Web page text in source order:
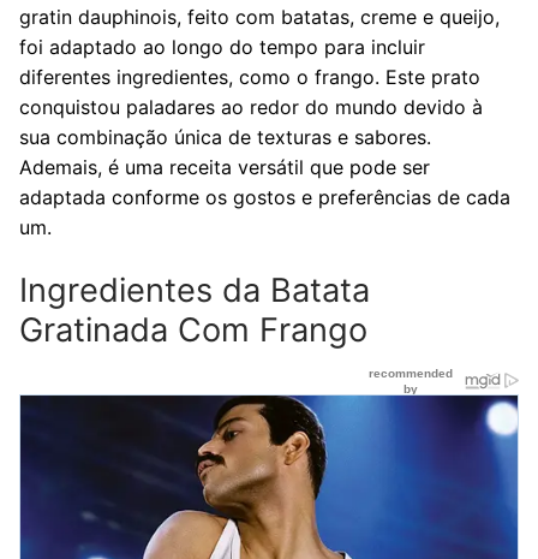
gratin dauphinois, feito com batatas, creme e queijo,
foi adaptado ao longo do tempo para incluir
diferentes ingredientes, como o frango. Este prato
conquistou paladares ao redor do mundo devido à
sua combinação única de texturas e sabores.
Ademais, é uma receita versátil que pode ser
adaptada conforme os gostos e preferências de cada
um.
Ingredientes da Batata
Gratinada Com Frango